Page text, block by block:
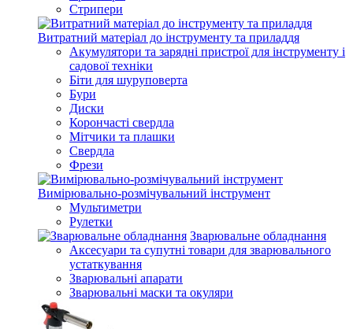
Стрипери
Витратний матеріал до інструменту та приладдя
Акумулятори та зарядні пристрої для інструменту і
садової техніки
Біти для шуруповерта
Бури
Диски
Корончасті свердла
Мітчики та плашки
Свердла
Фрези
Вимірювально-розмічувальний інструмент
Мультиметри
Рулетки
Зварювальне обладнання
Аксесуари та супутні товари для зварювального
устаткування
Зварювальні апарати
Зварювальні маски та окуляри